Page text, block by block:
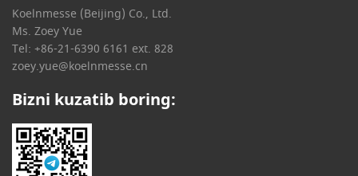
Koelnmesse (Beijing) Co., Ltd.
Ms. Zoey Yue
Tel: +86-21-6390 6161 ext. 828
zoey.yue@koelnmesse.cn
Bizni kuzatib boring: